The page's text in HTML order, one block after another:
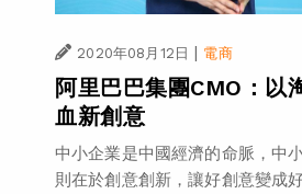
2020年08月12日 | 電商
阿里巴巴集團CMO：以
血新創意
中小企業是中國經濟的命脈，中
則在於創意創新，讓好創意變成